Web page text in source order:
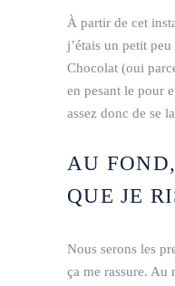
À partir de cet
j’étais un petit
Chocolat (oui
en pesant le pour
assez donc de se
AU
QUE JE
Nous serons les
ça me rassure. Au